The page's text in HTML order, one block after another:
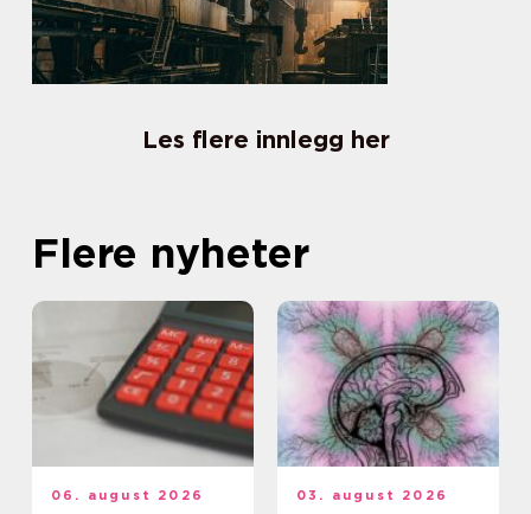
Les flere innlegg her
Flere nyheter
06. august 2026 03. august 2026